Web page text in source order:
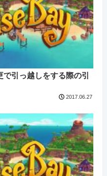
引っ越しをする際の引
2017.06.27